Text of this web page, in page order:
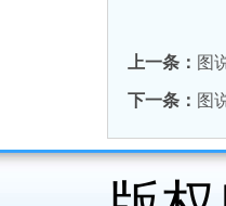
上一条： 图
下一条： 图